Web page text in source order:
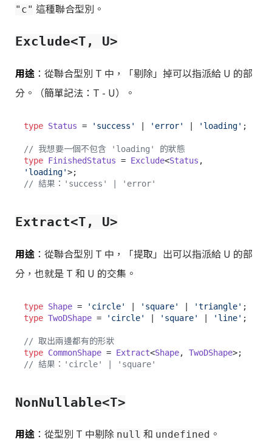
"c" 這種聯合型別。
Exclude<T, U>
用途 ：從聯合型別 T 中，「剔除」掉可以指派給 U 的部
分。（簡單記法：T - U）。
type Status = 'success' 'error' 'loading' ;
// 我想要一個不包含 'loading' 的狀態
type FinishedStatus = Exclude<Status
'loading'
// 結果：'success' | 'error'
Extract<T, U>
用途 ：從聯合型別 T 中，「提取」出可以指派給 U 的部
分，也就是 T 和 U 的交集。
type Shape = 'circle' 'square' 'triangle'
type TwoDShape = 'circle' 'square' 'line' ;
// 取出兩邊都有的形狀
type CommonShape = Extract<Shape, TwoDShape
// 結果：'circle' | 'square'
NonNullable<T>
用途 ：從型別 T 中剔除 null 和 undefined 。